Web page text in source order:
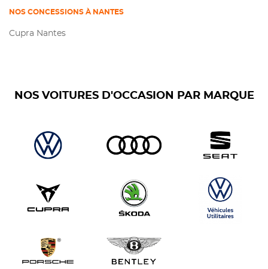
NOS CONCESSIONS À NANTES
Cupra Nantes
NOS VOITURES D'OCCASION PAR MARQUE